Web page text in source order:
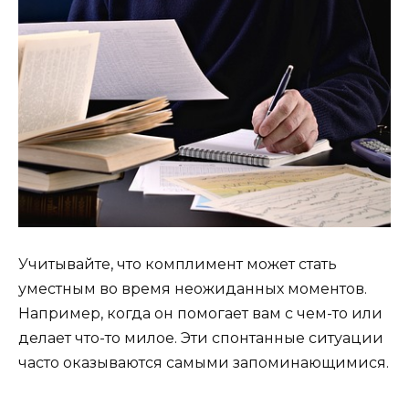
Учитывайте, что комплимент может стать
уместным во время неожиданных моментов.
Например, когда он помогает вам с чем-то или
делает что-то милое. Эти спонтанные ситуации
часто оказываются самыми запоминающимися.